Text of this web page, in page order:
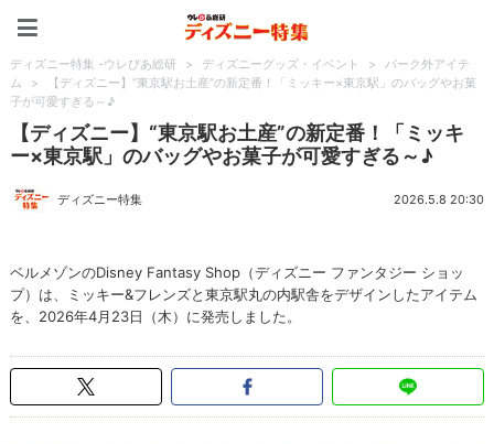
ディズニー特集 -ウレぴあ総研 > ディズニーグッズ・イベント >
パーク外アイテ
ム
>
【ディズニー】“東京駅お土産”の新定番！「ミッキー×東京駅」のバッグやお菓
子が可愛すぎる～♪
【ディズニー】“東京駅お土産”の新定番！「ミッキ
ー×東京駅」のバッグやお菓子が可愛すぎる～♪
ディズニー特集 2026.5.8 20:30
ベルメゾンのDisney Fantasy Shop（ディズニー ファンタジー ショッ
プ）は、ミッキー&フレンズと東京駅丸の内駅舎をデザインしたアイテム
を、2026年4月23日（木）に発売しました。